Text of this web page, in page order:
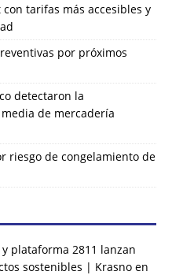
tarifas más accesibles y
por próximos
detectaron la
de mercadería
riesgo de congelamiento de
plataforma 2811 lanzan
sostenibles | Krasno en